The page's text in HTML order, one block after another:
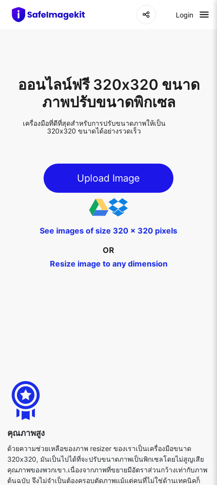
Login
ออนไลน์ฟรี 320x320 ขนาด
ภาพปรับขนาดพิกเซล
เครื่องมือที่ดีที่สุดสำหรับการปรับขนาดภาพให้เป็น
320x320 ขนาดได้อย่างรวดเร็ว
Upload Image
See images of size 320 x 320 pixels
OR
Resize image to any dimension
คุณภาพสูง
ด้วยความช่วยเหลือของภาพ resizer ของเราเป็นเครื่องมือขนาด
320x320, มันเป็นไปได้ที่จะปรับขนาดภาพเป็นพิกเซลโดยไม่สูญเสีย
คุณภาพของพวกเขา.เนื่องจากภาพที่ขยายมีอัตราส่วนกว้างเท่ากับภาพ
ต้นฉบับ จึงไม่จำเป็นต้องครอบตัดภาพแม้แต่คนที่ไม่ใช่ด้านเทคนิคก็